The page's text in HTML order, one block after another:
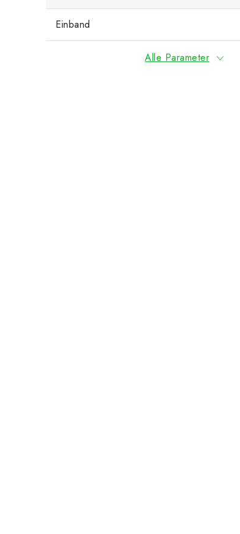
Einband
Alle Parameter